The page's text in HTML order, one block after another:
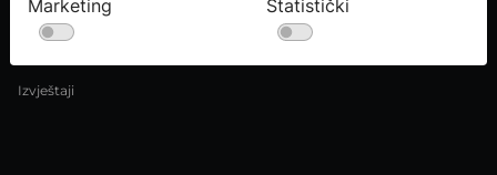
Uvjeti kupnje
Izvještaji
Marketing Statistički